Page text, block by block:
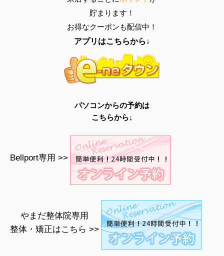
貯まります！
お得なクーポンも配信中！
アプリはこちらから↓
パソコンからの予約は
こちらから↓
Bellport専用 >>
やまだ整体院専用
整体・矯正はこちら >>